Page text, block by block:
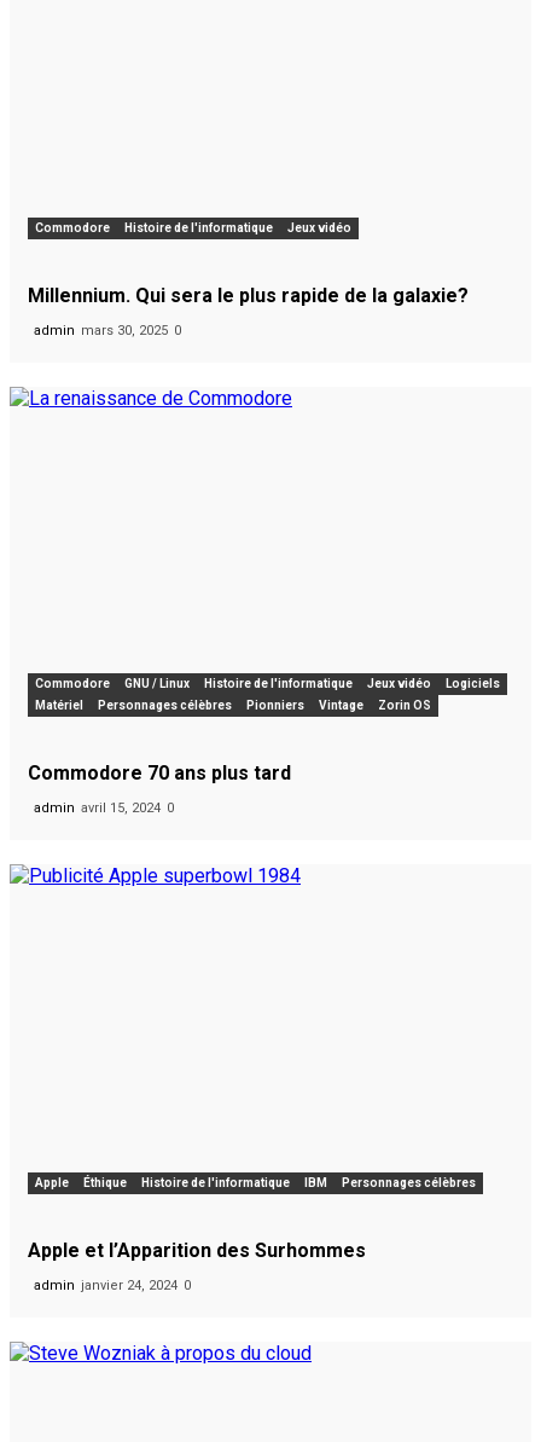
Commodore Histoire de l'informatique Jeux vidéo
Millennium. Qui sera le plus rapide de la galaxie?
admin mars 30, 2025 0
Commodore GNU / Linux Histoire de l'informatique Jeux vidéo
Logiciels
Matériel
Personnages célèbres Pionniers Vintage Zorin OS
Commodore 70 ans plus tard
admin avril 15, 2024 0
Apple Éthique Histoire de l'informatique IBM Personnages célèbres
Apple et l’Apparition des Surhommes
admin janvier 24, 2024 0